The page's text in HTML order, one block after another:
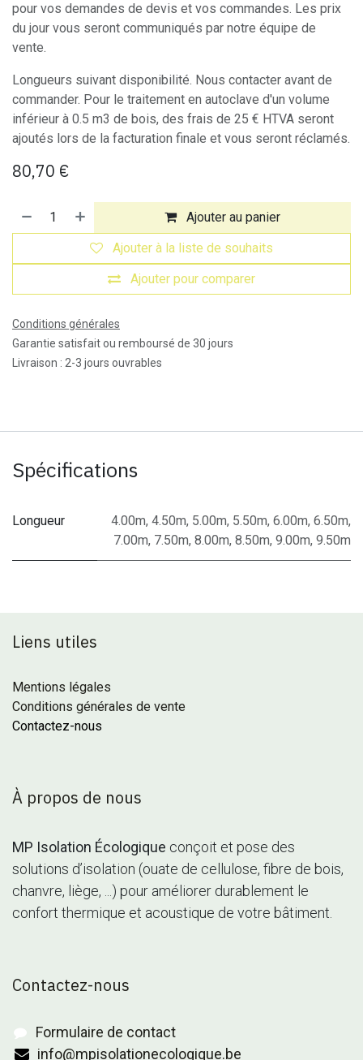
pour vos demandes de devis et vos commandes. Les prix
du jour vous seront communiqués par notre équipe de
vente.
Longueurs suivant disponibilité. Nous contacter avant de
commander. Pour le traitement en autoclave d'un volume
inférieur à 0.5 m3 de bois, des frais de 25 € HTVA seront
ajoutés lors de la facturation finale et vous seront réclamés.
80,70 €
Ajouter au panier
Ajouter pour comparer
Ajouter à la liste de souhaits
Conditions générales
Garantie satisfait ou remboursé de 30 jours
Livraison : 2-3 jours ouvrables
Spécifications
Longueur 4.00m, 4.50m, 5.00m, 5.50m, 6.00m, 6.50m,
7.00m, 7.50m, 8.00m, 8.50m, 9.00m, 9.50m
Liens utiles
Mentions légales
Conditions générales de vente
Contactez-nous
À propos de nous
MP Isolation Écologique conçoit et pose des
solutions d’isolation (ouate de cellulose, fibre de bois,
chanvre, liège, ...) pour améliorer durablement le
confort thermique et acoustique de votre bâtiment.
Contactez-nous
Formulaire de contact
info@mpisolationecologique.be